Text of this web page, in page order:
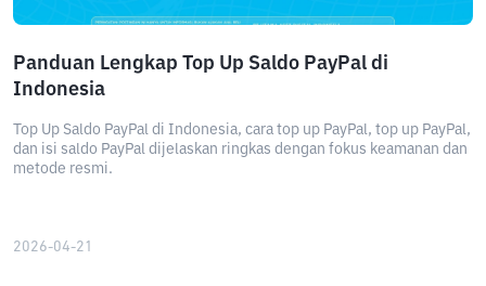
Panduan Lengkap Top Up Saldo PayPal di
Indonesia
Top Up Saldo PayPal di Indonesia, cara top up PayPal, top up PayPal,
dan isi saldo PayPal dijelaskan ringkas dengan fokus keamanan dan
metode resmi.
2026-04-21